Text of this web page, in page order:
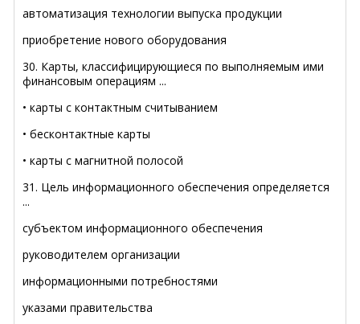
автоматизация технологии выпуска продукции
приобретение нового оборудования
30. Карты, классифицирующиеся по выполняемым ими
финансовым операциям ...
• карты с контактным считыванием
• бесконтактные карты
• карты с магнитной полосой
31. Цель информационного обеспечения определяется
...
субъектом информационного обеспечения
руководителем организации
информационными потребностями
указами правительства